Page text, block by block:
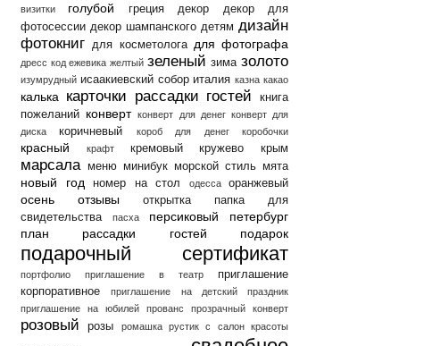
визитки голубой греция декор
декор для
фотосессии декор шампанского детям дизайн
фотокниг для косметолога для фотографа
дресс код ежевика желтый зеленый зима золото
изумрудный исаакиевский собор италия казна какао
калька карточки рассадки гостей
книга
пожеланий конверт конверт для денег конверт для
диска
коричневый короб для денег коробочки
красный крафт кремовый кружево крым
марсала меню минибук морской стиль мята
новый год номер на стол одесса оранжевый
осень отзывы открытка
папка для
свидетельства
пасха персиковый
петербург
план рассадки гостей
подарок
подарочный сертификат
портфолио приглашение в театр
приглашение
корпоративное
приглашение на детский праздник
приглашение на юбилей
прованс прозрачный конверт
розовый розы ромашка рустик с салон красоты